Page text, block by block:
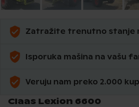
Zatražite trenutno stanje
Isporuka mašina na vašu
Veruju nam preko 2.000
Claas Lexion 6600